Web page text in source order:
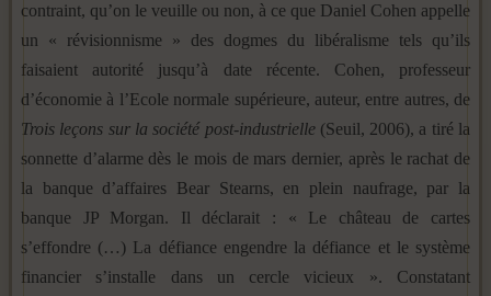
contraint, qu’on le veuille ou non, à ce que Daniel Cohen appelle
un « révisionnisme » des dogmes du libéralisme tels qu’ils
faisaient autorité jusqu’à date récente. Cohen, professeur
d’économie à l’Ecole normale supérieure, auteur, entre autres, de
Trois leçons sur la société post-industrielle (Seuil, 2006), a tiré la
sonnette d’alarme dès le mois de mars dernier, après le rachat de
la banque d’affaires Bear Stearns, en plein naufrage, par la
banque JP Morgan. Il déclarait : « Le château de cartes
s’effondre (…) La défiance engendre la défiance et le système
financier s’installe dans un cercle vicieux ». Constatant